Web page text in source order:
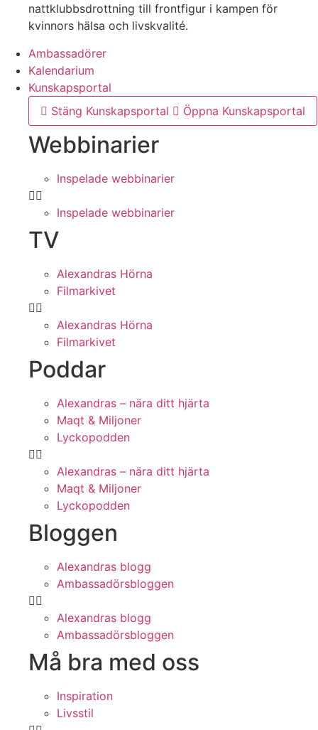
nattklubbsdrottning till frontfigur i kampen för
kvinnors hälsa och livskvalité.
Ambassadörer
Kalendarium
Kunskapsportal
Stäng Kunskapsportal
Öppna Kunskapsportal
Webbinarier
Inspelade webbinarier
Inspelade webbinarier
TV
Alexandras Hörna
Filmarkivet
Alexandras Hörna
Filmarkivet
Poddar
Alexandras – nära ditt hjärta
Maqt & Miljoner
Lyckopodden
Alexandras – nära ditt hjärta
Maqt & Miljoner
Lyckopodden
Bloggen
Alexandras blogg
Ambassadörsbloggen
Alexandras blogg
Ambassadörsbloggen
Må bra med oss
Inspiration
Livsstil